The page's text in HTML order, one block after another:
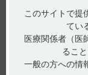
製品名（50
このサイトで提
てい
医療関係者（医
るこ
一般の方への情